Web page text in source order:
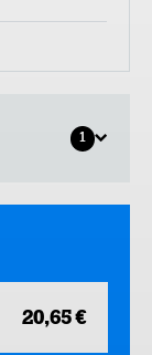
1
20,65 €